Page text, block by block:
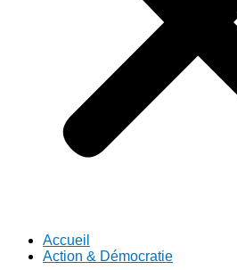
Accueil
Action & Démocratie